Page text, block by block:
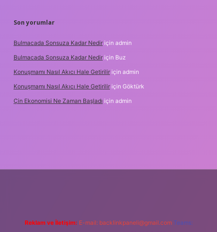
Son yorumlar
Bulmacada Sonsuza Kadar Nedir için admin
Bulmacada Sonsuza Kadar Nedir için Buz
Konuşmamı Nasıl Akıcı Hale Getirilir için admin
Konuşmamı Nasıl Akıcı Hale Getirilir için Göktürk
Çin Ekonomisi Ne Zaman Başladı için admin
Reklam ve İletişim: E-mail: backlinkpaneli@gmail.com Teams: